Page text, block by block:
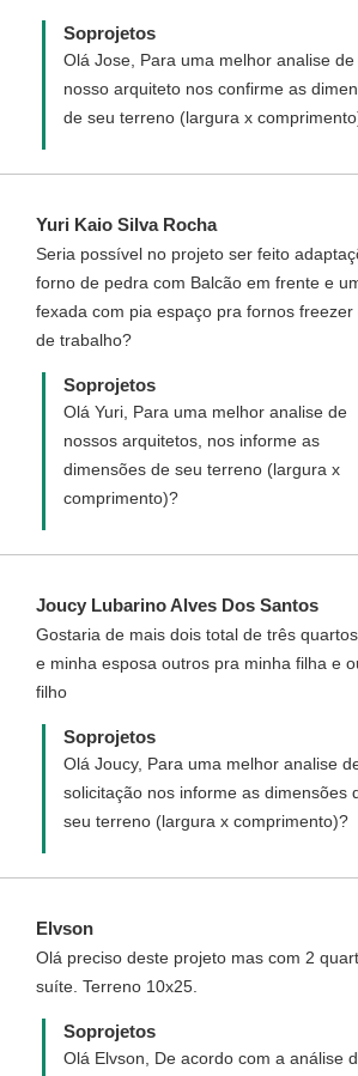
Soprojetos
Olá Jose, Para uma melhor analise de
nosso arquiteto nos confirme as
de seu terreno (largura x
Yuri Kaio Silva Rocha
Seria possível no projeto ser feito
forno de pedra com Balcão em frente e
fexada com pia espaço pra fornos freezer
de trabalho?
Soprojetos
Olá Yuri, Para uma melhor analise de
nossos arquitetos, nos informe as
dimensões de seu terreno (largura x
comprimento)?
Joucy Lubarino Alves Dos Santos
Gostaria de mais dois total de três
e minha esposa outros pra minha filha e
filho
Soprojetos
Olá Joucy, Para uma melhor analise
solicitação nos informe as dimensões
seu terreno (largura x comprimento)?
Elvson
Olá preciso deste projeto mas com 2
suíte. Terreno 10x25.
Soprojetos
Olá Elvson, De acordo com a análise